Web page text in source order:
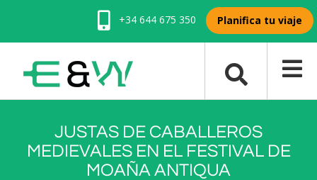
+34 644 675 350 Planifica tu viaje
JUSTAS DE CABALLEROS
MEDIEVALES EN EL FESTIVAL DE
MOAÑA ANTIQUA